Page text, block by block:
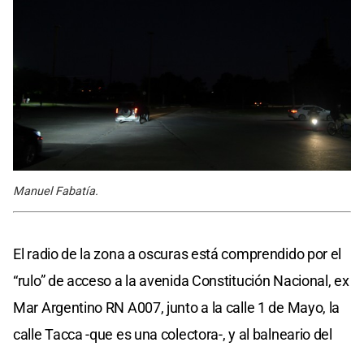
Manuel Fabatía.
El radio de la zona a oscuras está comprendido por el
“rulo” de acceso a la avenida Constitución Nacional, ex
Mar Argentino RN A007, junto a la calle 1 de Mayo, la
calle Tacca -que es una colectora-, y al balneario del